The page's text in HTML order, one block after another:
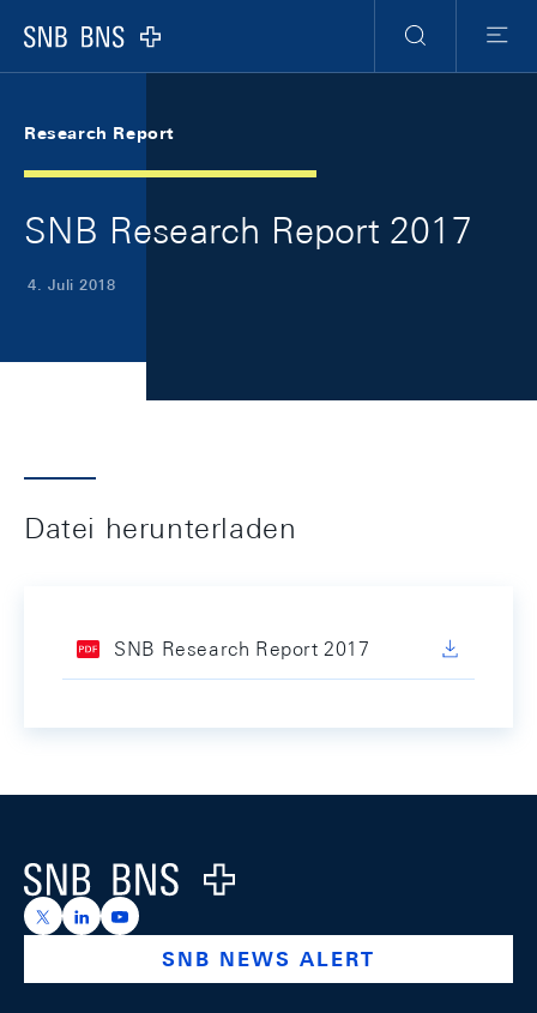
Logo
Suche
Menu
Research Report
SNB Research Report 2017
4. Juli 2018
Datei herunterladen
SNB Research Report 2017
Logo
https://x.com/snb_bns
https://ch.linkedin.com/company/swiss-national-
https://www.youtube.com/@swissnationalbank
SNB NEWS ALERT